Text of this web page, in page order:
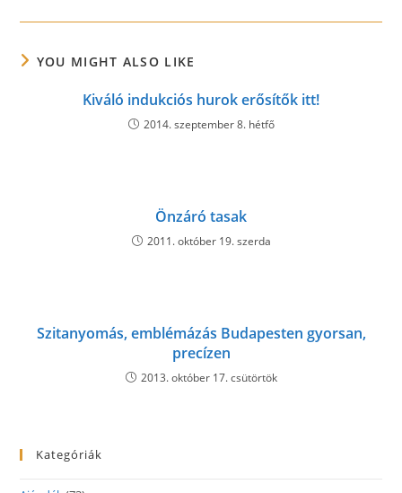
YOU MIGHT ALSO LIKE
Kiváló indukciós hurok erősítők itt!
2014. szeptember 8. hétfő
Önzáró tasak
2011. október 19. szerda
Szitanyomás, emblémázás Budapesten gyorsan,
precízen
2013. október 17. csütörtök
Kategóriák